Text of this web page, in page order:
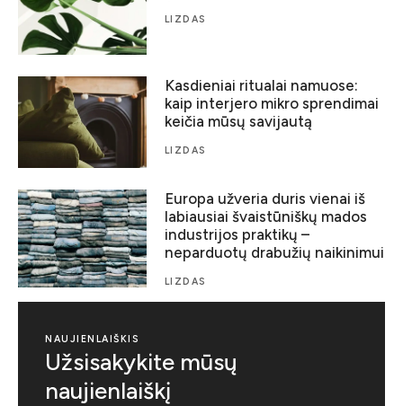
LIZDAS
Kasdieniai ritualai namuose:
kaip interjero mikro sprendimai
keičia mūsų savijautą
LIZDAS
Europa užveria duris vienai iš
labiausiai švaistūniškų mados
industrijos praktikų –
neparduotų drabužių naikinimui
LIZDAS
NAUJIENLAIŠKIS
Užsisakykite mūsų
naujienlaiškį